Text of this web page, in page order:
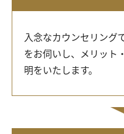
入念なカウンセリング
をお伺いし、メリット
明をいたします。